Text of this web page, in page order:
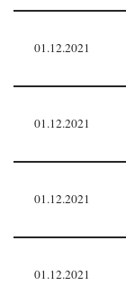
01.12.2021
01.12.2021
01.12.2021
01.12.2021